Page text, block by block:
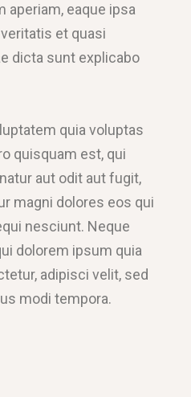
aperiam, eaque ipsa
et quasi
dicta sunt explicabo
quia voluptas
quisquam est, qui
aut odit aut fugit,
magni dolores eos qui
nesciunt. Neque
dolorem ipsum quia
adipisci velit, sed
modi tempora.